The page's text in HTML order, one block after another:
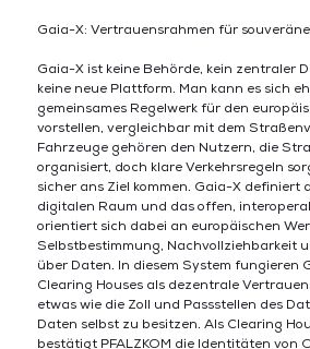
Gaia-X: Vertrauensrahmen für
Gaia-X ist keine Behörde, kein zentraler
keine neue Plattform. Man kann es sich
gemeinsames Regelwerk für den
vorstellen, vergleichbar mit dem
Fahrzeuge gehören den Nutzern, die
organisiert, doch klare Verkehrsregeln
sicher ans Ziel kommen. Gaia-X definiert
digitalen Raum und das offen,
orientiert sich dabei an europäischen
Selbstbestimmung, Nachvollziehbarkeit
über Daten. In diesem System fungieren
Clearing Houses als dezentrale
etwas wie die Zoll und Passstellen des
Daten selbst zu besitzen. Als Clearing
bestätigt PFALZKOM die Identitäten von